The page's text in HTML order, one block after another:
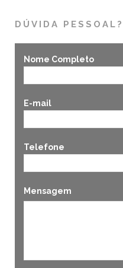
DÚVIDA PESSOAL?
Nome Completo
E-mail
Telefone
Mensagem